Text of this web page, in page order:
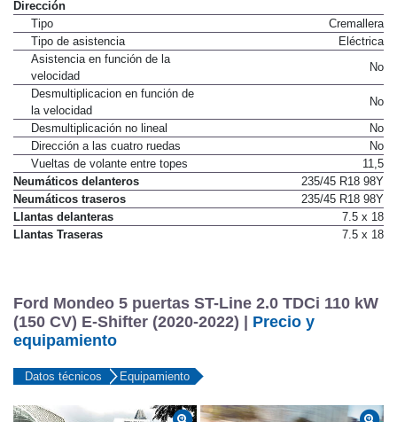
Dirección
Tipo
Cremallera
Tipo de asistencia
Eléctrica
Asistencia en función de la
velocidad
No
Desmultiplicacion en función de
la velocidad
No
Desmultiplicación no lineal
No
Dirección a las cuatro ruedas
No
Vueltas de volante entre topes
11,5
Neumáticos delanteros
235/45 R18 98Y
Neumáticos traseros
235/45 R18 98Y
Llantas delanteras
7.5 x 18
Llantas Traseras
7.5 x 18
Ford Mondeo 5 puertas ST-Line 2.0 TDCi 110 kW
(150 CV) E-Shifter (2020-2022) | Precio y
equipamiento
Datos técnicos Equipamiento